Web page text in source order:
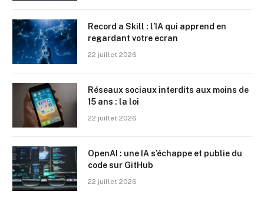
Record a Skill : l’IA qui apprend en
regardant votre ecran
22 juillet 2026
Réseaux sociaux interdits aux moins de
15 ans : la loi
22 juillet 2026
OpenAI : une IA s’échappe et publie du
code sur GitHub
22 juillet 2026